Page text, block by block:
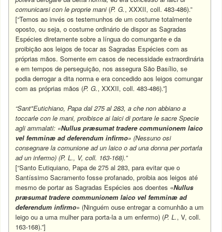
comunicarsi con le proprie mani(P. G., XXXII, coll. 483-486).”
[“Temos ao invés os testemunhos de um costume totalmente
oposto, ou seja, o costume ordinário de dispor as Sagradas
Espécies diretamente sobre a língua do comungante e da
proibição aos leigos de tocar as Sagradas Espécies com as
próprias mãos. Somente em casos de necessidade extraordinária
e em tempos de perseguição, nos assegura São Basílio, se
podia derrogar a dita norma e era concedido aos leigos comungar
com as próprias mãos (P. G., XXXII, coll. 483-486).”]
“Sant"Eutichiano, Papa dal 275 al 283, a che non abbiano a
toccarle con le mani, proibisce ai laici di portare le sacre Specie
agli ammalati: «Nullus præsumat tradere communionem laico
vel femminæ ad deferendum infirmo» (Nessuno osi
consegnare la comunione ad un laico o ad una donna per portarla
ad un infermo) (P. L., V, coll. 163-168).”
[“Santo Eutiquiano, Papa de 275 al 283, para evitar que o
Santíssimo Sacramento fosse profanado, proibia aos leigos até
mesmo de portar as Sagradas Espécies aos doentes «Nullus
præsumat tradere communionem laico vel femminæ ad
deferendum infirmo» (Ninguém ouse entregar a comunhão a um
leigo ou a uma mulher para porta-la a um enfermo) (P. L., V, coll.
163-168).”]